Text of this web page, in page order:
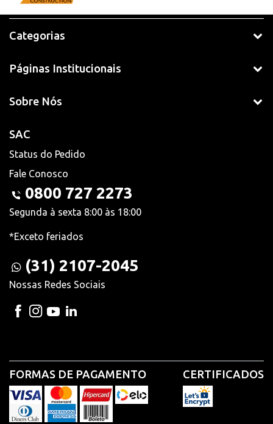
Categorias
Páginas Institucionais
Sobre Nós
SAC
Status do Pedido
Fale Conosco
0800 727 2273
Segunda à sexta 8:00 às 18:00
*Exceto feriados
(31) 2107-2045
Nossas Redes Sociais
FORMAS DE PAGAMENTO CERTIFICADOS